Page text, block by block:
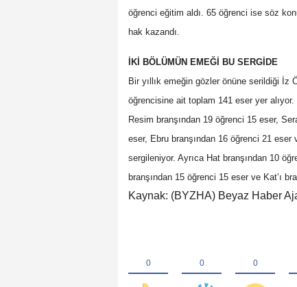
öğrenci eğitim aldı. 65 öğrenci ise söz
hak kazandı.
İKİ BÖLÜMÜN EMEĞİ BU SERGİDE
Bir yıllık emeğin gözler önüne serildiği İz
öğrencisine ait toplam 141 eser yer
Resim branşından 19 öğrenci 15 eser,
eser, Ebru branşından 16 öğrenci 21 eser
sergileniyor. Ayrıca Hat branşından 10
branşından 15 öğrenci 15 eser ve Kat’ı
Kaynak: (BYZHA) Beyaz Haber